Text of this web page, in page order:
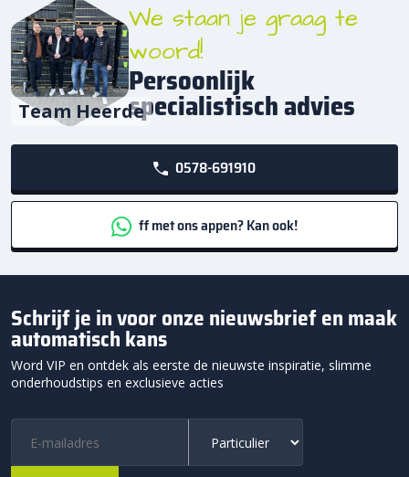
Team Heerde
We staan je graag te
woord!
Persoonlijk
specialistisch advies
0578-691910
ff met ons appen? Kan ook!
Schrijf je in voor onze nieuwsbrief en maak
automatisch kans
Word VIP en ontdek als eerste de nieuwste inspiratie, slimme
onderhoudstips en exclusieve acties